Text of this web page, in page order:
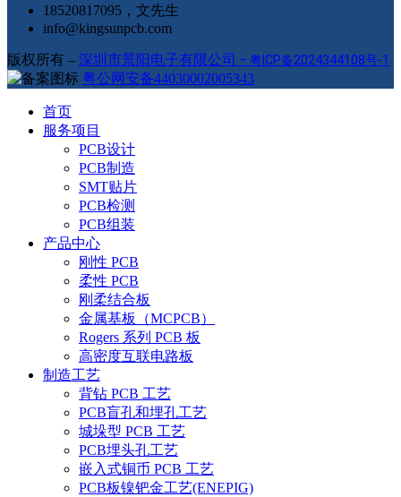
18520817095，文先生
info@kingsunpcb.com
版权所有 – 深圳市景阳电子有限公司 – 粤ICP备2024344108号-1
粤公网安备44030002005343
首页
服务项目
PCB设计
PCB制造
SMT贴片
PCB检测
PCB组装
产品中心
刚性 PCB
柔性 PCB
刚柔结合板
金属基板（MCPCB）
Rogers 系列 PCB 板
高密度互联电路板
制造工艺
背钻 PCB 工艺
PCB盲孔和埋孔工艺
城垛型 PCB 工艺
PCB埋头孔工艺
嵌入式铜币 PCB 工艺
PCB板镍钯金工艺(ENEPIG)